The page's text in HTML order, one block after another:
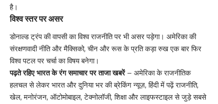
है।
विश्व स्तर पर असर
डोनाल्ड ट्रंप की वापसी का विश्व राजनीति पर भी असर पड़ेगा। अमेरिका की
संरक्षणवादी नीति और मैक्सिको, चीन और रूस के प्रति कड़ा रुख एक बार फिर
विश्व पटल पर चर्चा का विषय बनेगा।
पढ़ते रहिए भारत के रंग समाचार पर ताजा खबरें– अमेरिका के राजनीतिक
हलचल से लेकर भारत और दुनिया भर की ब्रेकिंग न्यूज़, हिंदी में पढ़ें राजनीति,
खेल, मनोरंजन, ऑटोमोबाइल, टेक्नोलॉजी, शिक्षा और लाइफस्टाइल से जुड़े सबसे